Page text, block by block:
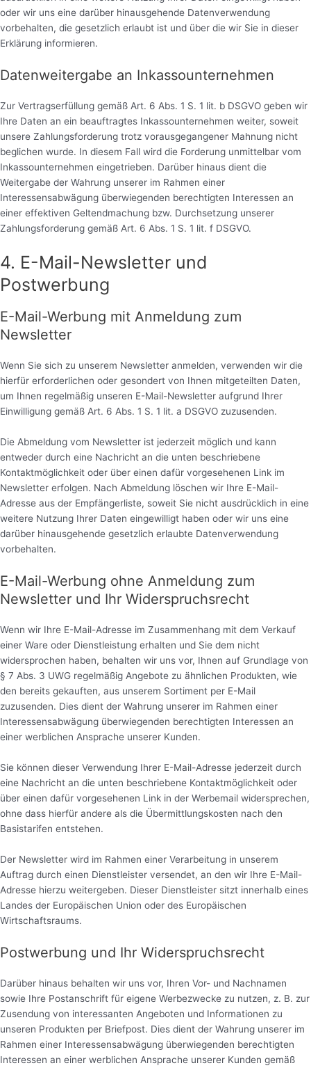
oder wir uns eine darüber hinausgehende Datenverwendung
vorbehalten, die gesetzlich erlaubt ist und über die wir Sie in dieser
Erklärung informieren.
Datenweitergabe an Inkassounternehmen
Zur Vertragserfüllung gemäß Art. 6 Abs. 1 S. 1 lit. b DSGVO geben wir
Ihre Daten an ein beauftragtes Inkassounternehmen weiter, soweit
unsere Zahlungsforderung trotz vorausgegangener Mahnung nicht
beglichen wurde. In diesem Fall wird die Forderung unmittelbar vom
Inkassounternehmen eingetrieben. Darüber hinaus dient die
Weitergabe der Wahrung unserer im Rahmen einer
Interessensabwägung überwiegenden berechtigten Interessen an
einer effektiven Geltendmachung bzw. Durchsetzung unserer
Zahlungsforderung gemäß Art. 6 Abs. 1 S. 1 lit. f DSGVO.
4. E-Mail-Newsletter und
Postwerbung
E-Mail-Werbung mit Anmeldung zum
Newsletter
Wenn Sie sich zu unserem Newsletter anmelden, verwenden wir die
hierfür erforderlichen oder gesondert von Ihnen mitgeteilten Daten,
um Ihnen regelmäßig unseren E-Mail-Newsletter aufgrund Ihrer
Einwilligung gemäß Art. 6 Abs. 1 S. 1 lit. a DSGVO zuzusenden.
Die Abmeldung vom Newsletter ist jederzeit möglich und kann
entweder durch eine Nachricht an die unten beschriebene
Kontaktmöglichkeit oder über einen dafür vorgesehenen Link im
Newsletter erfolgen. Nach Abmeldung löschen wir Ihre E-Mail-
Adresse aus der Empfängerliste, soweit Sie nicht ausdrücklich in eine
weitere Nutzung Ihrer Daten eingewilligt haben oder wir uns eine
darüber hinausgehende gesetzlich erlaubte Datenverwendung
vorbehalten.
E-Mail-Werbung ohne Anmeldung zum
Newsletter und Ihr Widerspruchsrecht
Wenn wir Ihre E-Mail-Adresse im Zusammenhang mit dem Verkauf
einer Ware oder Dienstleistung erhalten und Sie dem nicht
widersprochen haben, behalten wir uns vor, Ihnen auf Grundlage von
§ 7 Abs. 3 UWG regelmäßig Angebote zu ähnlichen Produkten, wie
den bereits gekauften, aus unserem Sortiment per E-Mail
zuzusenden. Dies dient der Wahrung unserer im Rahmen einer
Interessensabwägung überwiegenden berechtigten Interessen an
einer werblichen Ansprache unserer Kunden.
Sie können dieser Verwendung Ihrer E-Mail-Adresse jederzeit durch
eine Nachricht an die unten beschriebene Kontaktmöglichkeit oder
über einen dafür vorgesehenen Link in der Werbemail widersprechen,
ohne dass hierfür andere als die Übermittlungskosten nach den
Basistarifen entstehen.
Der Newsletter wird im Rahmen einer Verarbeitung in unserem
Auftrag durch einen Dienstleister versendet, an den wir Ihre E-Mail-
Adresse hierzu weitergeben. Dieser Dienstleister sitzt innerhalb eines
Landes der Europäischen Union oder des Europäischen
Wirtschaftsraums.
Postwerbung und Ihr Widerspruchsrecht
Darüber hinaus behalten wir uns vor, Ihren Vor- und Nachnamen
sowie Ihre Postanschrift für eigene Werbezwecke zu nutzen, z. B. zur
Zusendung von interessanten Angeboten und Informationen zu
unseren Produkten per Briefpost. Dies dient der Wahrung unserer im
Rahmen einer Interessensabwägung überwiegenden berechtigten
Interessen an einer werblichen Ansprache unserer Kunden gemäß